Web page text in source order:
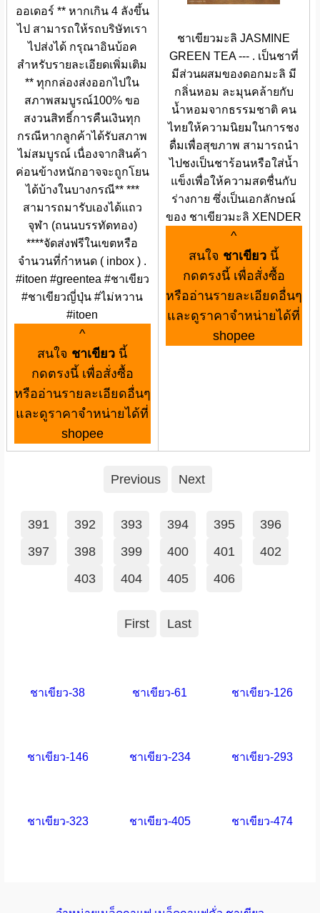
ออเดอร์ ** หากเกิน 4 ลังขึ้น
ไป สามารถให้รถบริษัทเรา
ไปส่งได้ กรุณาอินบ้อค
สำหรับรายละเอียดเพิ่มเติม
** ทุกกล่องส่งออกไปใน
สภาพสมบูรณ์100% ขอ
สงวนสิทธิ์การคืนเงินทุก
กรณีหากลูกค้าได้รับสภาพ
ไม่สมบูรณ์ เนื่องจากสินค้า
ค่อนข้างหนักอาจจะถูกโยน
ได้บ้างในบางกรณี** ***
สามารถมารับเองได้แถว
จุฬา (ถนนบรรทัดทอง)
****จัดส่งฟรีในเขตหรือ
จำนวนที่กำหนด ( inbox ) .
#itoen #greentea #ชาเขียว
#ชาเขียวญี่ปุ่น #ไม่หวาน
#itoen
^
สนใจ ชาเขียว นี้
กดตรงนี้ เพื่อสั่งซื้อ
หรืออ่านรายละเอียดอื่นๆ
และดูราคาจำหน่ายได้ที่
shopee
ชาเขียวมะลิ JASMINE
GREEN TEA --- . เป็นชาที่
มีส่วนผสมของดอกมะลิ มี
กลิ่นหอม ละมุนคล้ายกับ
น้ำหอมจากธรรมชาติ คน
ไทยให้ความนิยมในการชง
ดื่มเพื่อสุขภาพ สามารถนำ
ไปชงเป็นชาร้อนหรือใส่น้ำ
แข็งเพื่อให้ความสดชื่นกับ
ร่างกาย ซึ่งเป็นเอกลักษณ์
ของ ชาเขียวมะลิ XENDER
^
สนใจ ชาเขียว นี้
กดตรงนี้ เพื่อสั่งซื้อ
หรืออ่านรายละเอียดอื่นๆ
และดูราคาจำหน่ายได้ที่
shopee
Previous Next
391 392 393 394 395
396
397
398 399 400 401
402
403
404 405 406
First Last
ชาเขียว-38 ชาเขียว-61 ชาเขียว-126
ชาเขียว-146 ชาเขียว-234 ชาเขียว-293
ชาเขียว-323 ชาเขียว-405 ชาเขียว-474